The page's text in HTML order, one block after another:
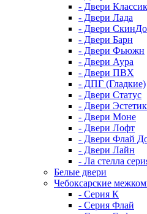
- Двери Классик
- Двери Лада
- Двери
- Двери Барн
- Двери Фьюжн
- Двери Аура
- Двери ПВХ
- ДПГ (Гладкие)
- Двери Статус
- Двери Эстетик
- Двери Моне
- Двери Лофт
- Двери Флай
- Двери Лайн
- Ла стелла
Белые двери
Чебоксарские
- Серия К
- Серия Флай